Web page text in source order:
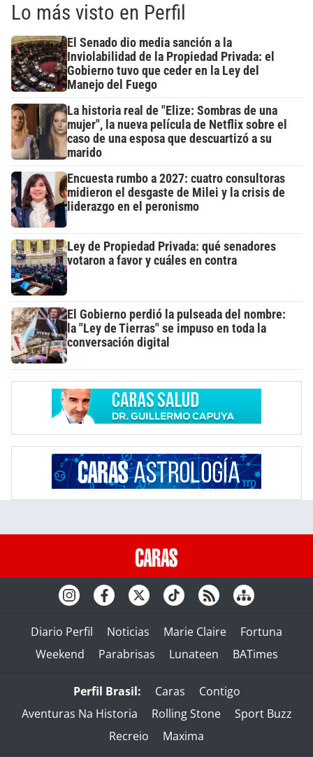
Lo más visto en Perfil
El Senado dio media sanción a la
Inviolabilidad de la Propiedad Privada: el
Gobierno tuvo que ceder en la Ley del
Manejo del Fuego
La historia real de "Elize: Sombras de una
mujer", la nueva película de Netflix sobre el
caso de una esposa que descuartizó a su
marido
Encuesta rumbo a 2027: cuatro consultoras
midieron el desgaste de Milei y la crisis de
liderazgo en el peronismo
Ley de Propiedad Privada: qué senadores
votaron a favor y cuáles en contra
El Gobierno perdió la pulseada del nombre:
la "Ley de Tierras" se impuso en toda la
conversación digital
Diario Perfil Noticias Marie Claire
Fortuna
Weekend
Parabrisas Lunateen BATimes
Perfil Brasil: Caras
Contigo
Aventuras Na Historia
Rolling Stone
Sport Buzz
Recreio
Maxima